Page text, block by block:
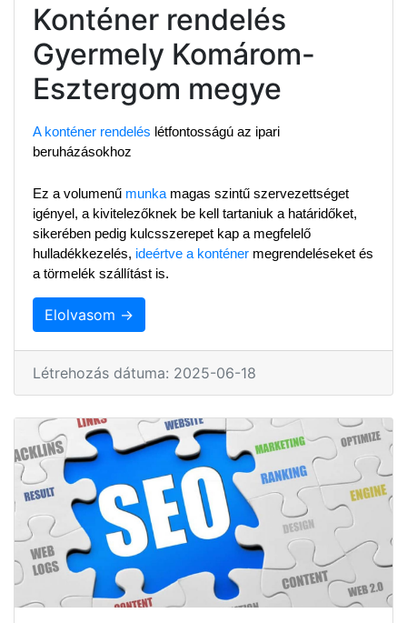
Konténer rendelés
Gyermely Komárom-
Esztergom megye
A konténer rendelés létfontosságú az ipari
beruházásokhoz
Ez a volumenű munka magas szintű szervezettséget
igényel, a kivitelezőknek be kell tartaniuk a határidőket,
sikerében pedig kulcsszerepet kap a megfelelő
hulladékkezelés, ideértve a konténer megrendeléseket és
a törmelék szállítást is.
Elolvasom →
Létrehozás dátuma: 2025-06-18